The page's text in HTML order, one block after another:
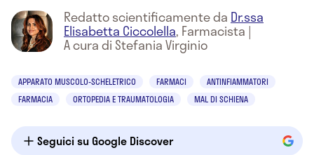
Redatto scientificamente da Dr.ssa
Elisabetta Ciccolella, Farmacista |
A cura di Stefania Virginio
APPARATO MUSCOLO-SCHELETRICO FARMACI
ANTINFIAMMATORI
FARMACIA
ORTOPEDIA E TRAUMATOLOGIA MAL DI SCHIENA
Seguici su Google Discover